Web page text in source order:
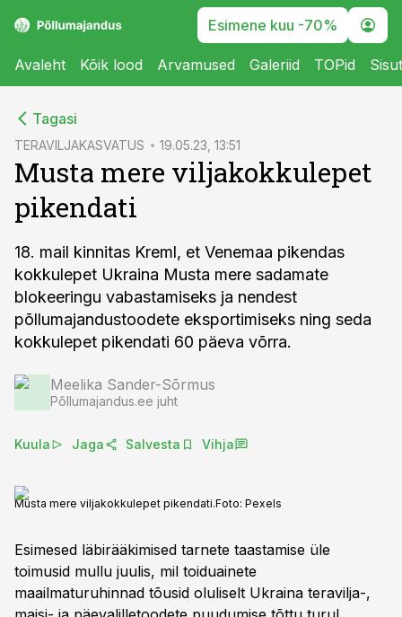
Esimene kuu -70%
Avaleht Kõik lood Arvamused Galeriid TOPid
Tagasi
TERAVILJAKASVATUS 19.05.23, 13:51
Musta mere viljakokkulepet
pikendati
18. mail kinnitas Kreml, et Venemaa pikendas
kokkulepet Ukraina Musta mere sadamate
blokeeringu vabastamiseks ja nendest
põllumajandustoodete eksportimiseks ning seda
kokkulepet pikendati 60 päeva võrra.
Meelika Sander-Sõrmus
Põllumajandus.ee juht
Kuula Jaga Salvesta Vihja
Musta mere viljakokkulepet pikendati.Foto: Pexels
Esimesed läbirääkimised tarnete taastamise üle
toimusid mullu juulis, mil toiduainete
maailmaturuhinnad tõusid oluliselt Ukraina teravilja-,